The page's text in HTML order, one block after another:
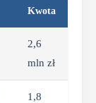
Kwota
2,6
mln zł
1,8